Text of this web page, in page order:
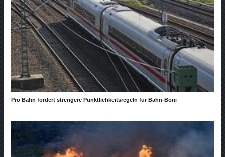
Pro Bahn fordert strengere Pünktlichkeitsregeln für Bahn-Boni